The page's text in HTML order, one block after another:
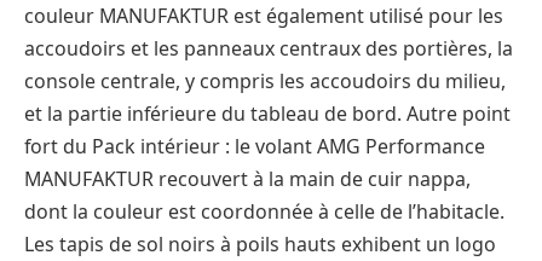
couleur MANUFAKTUR est également utilisé pour les
accoudoirs et les panneaux centraux des portières, la
console centrale, y compris les accoudoirs du milieu,
et la partie inférieure du tableau de bord. Autre point
fort du Pack intérieur : le volant AMG Performance
MANUFAKTUR recouvert à la main de cuir nappa,
dont la couleur est coordonnée à celle de l’habitacle.
Les tapis de sol noirs à poils hauts exhibent un logo